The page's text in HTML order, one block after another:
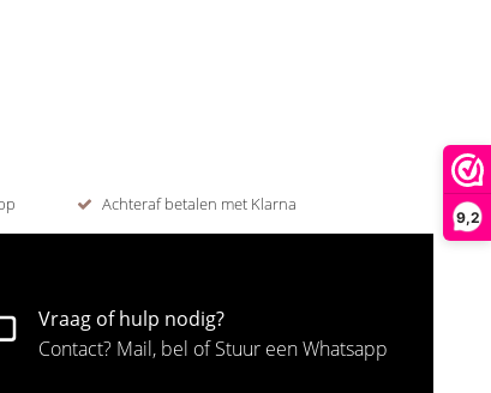
9,2
Achteraf betalen met Klarna
Vraag of hulp nodig?
Contact? Mail, bel of Stuur een Whatsapp